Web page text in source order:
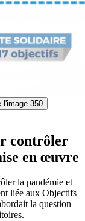
l'image 350
contrôler
en œuvre
la pandémie et
liée aux Objectifs
la question